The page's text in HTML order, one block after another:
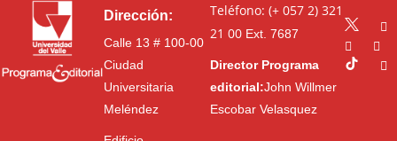
Dirección:
Calle 13 # 100-00
Ciudad
Universitaria
Meléndez
Teléfono: (+ 057 2) 321
21 00Ext. 7687
Director Programa
editorial:John Willmer
Escobar Velasquez